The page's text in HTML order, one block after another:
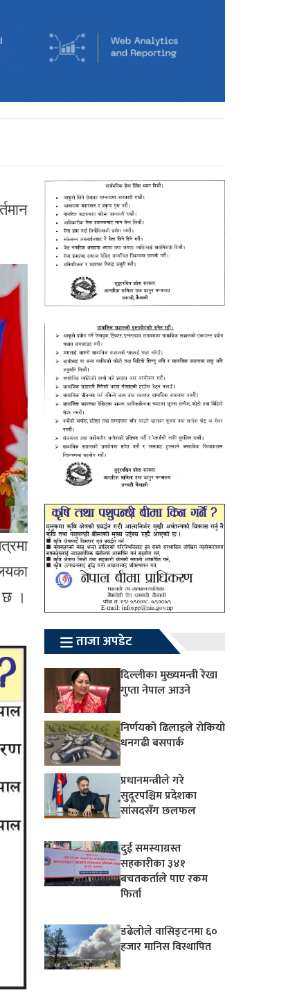
छ ।
ताजा अपडेट
दिल्लीका मुख्यमन्त्री रेखा
गुप्ता नेपाल आउने
निर्णयको ढिलाइले रोकियो
धनगढी बसपार्क
प्रधानमन्त्रीले गरे
सुदूरपश्चिम प्रदेशका
सांसदसँग छलफल
दुई समस्याग्रस्त
सहकारीका ३४१
बचतकर्ताले पाए रकम
फिर्ता
डढेलोले वासिङ्टनमा ६०
हजार मानिस विस्थापित